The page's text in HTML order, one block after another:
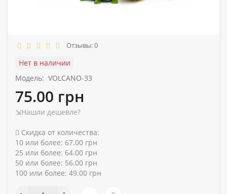
Отзывы: 0
Нет в наличии
Модель: VOLCANO-33
75.00 грн
⇲Нашли дешевле?
Скидка от количества:
10 или более: 67.00 грн
25 или более: 64.00 грн
50 или более: 56.00 грн
100 или более: 49.00 грн